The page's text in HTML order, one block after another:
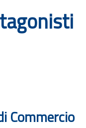
Commercio